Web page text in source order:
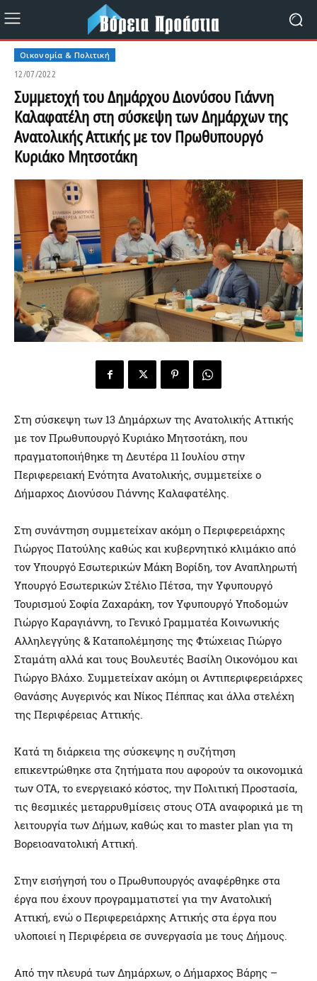
Οικονομία & Πολιτική
12/07/2022
Συμμετοχή του Δημάρχου Διονύσου Γιάννη
Καλαφατέλη στη σύσκεψη των Δημάρχων της
Ανατολικής Αττικής με τον Πρωθυπουργό
Κυριάκο Μητσοτάκη
Στη σύσκεψη των 13 Δημάρχων της Ανατολικής Αττικής
με τον Πρωθυπουργό Κυριάκο Μητσοτάκη, που
πραγματοποιήθηκε τη Δευτέρα 11 Ιουλίου στην
Περιφερειακή Ενότητα Ανατολικής, συμμετείχε ο
Δήμαρχος Διονύσου Γιάννης Καλαφατέλης.
Στη συνάντηση συμμετείχαν ακόμη ο Περιφερειάρχης
Γιώργος Πατούλης καθώς και κυβερνητικό κλιμάκιο από
τον Υπουργό Εσωτερικών Μάκη Βορίδη, τον Αναπληρωτή
Υπουργό Εσωτερικών Στέλιο Πέτσα, την Υφυπουργό
Τουρισμού Σοφία Ζαχαράκη, τον Υφυπουργό Υποδομών
Γιώργο Καραγιάννη, το Γενικό Γραμματέα Κοινωνικής
Αλληλεγγύης & Καταπολέμησης της Φτώχειας Γιώργο
Σταμάτη αλλά και τους Βουλευτές Βασίλη Οικονόμου και
Γιώργο Βλάχο. Συμμετείχαν ακόμη οι Αντιπεριφερειάρχες
Θανάσης Αυγερινός και Νίκος Πέππας και άλλα στελέχη
της Περιφέρειας Αττικής.
Κατά τη διάρκεια της σύσκεψης η συζήτηση
επικεντρώθηκε στα ζητήματα που αφορούν τα οικονομικά
των ΟΤΑ, το ενεργειακό κόστος, την Πολιτική Προστασία,
τις θεσμικές μεταρρυθμίσεις στους ΟΤΑ αναφορικά με τη
λειτουργία των Δήμων, καθώς και το master plan για τη
Βορειοανατολική Αττική.
Στην εισήγησή του ο Πρωθυπουργός αναφέρθηκε στα
έργα που έχουν προγραμματιστεί για την Ανατολική
Αττική, ενώ ο Περιφερειάρχης Αττικής στα έργα που
υλοποιεί η Περιφέρεια σε συνεργασία με τους Δήμους.
Από την πλευρά των Δημάρχων, ο Δήμαρχος Βάρης –